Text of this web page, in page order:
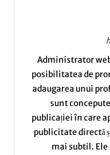
Administrator
posibilitatea de
adaugarea unui
sunt
publicației în care
publicitate directă
mai subtil.